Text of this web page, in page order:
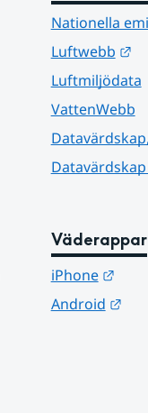
Nationella
Luftwebb
Luftmiljödata
VattenWebb
Väderappar
iPhone
Android